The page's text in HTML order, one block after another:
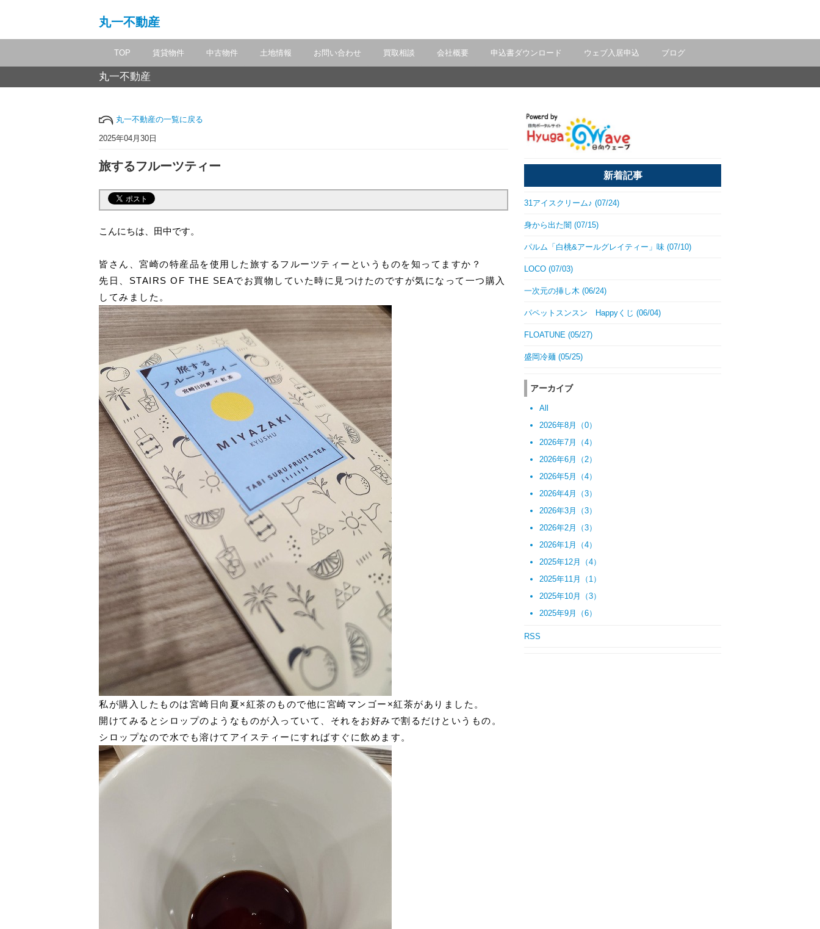
丸一不動産
TOP 賃貸物件 中古物件 土地情報 お問い合わせ 買取相談 会社概要 申込書ダウンロード ウェブ入居申込 ブログ
丸一不動産
丸一不動産の一覧に戻る
2025年04月30日
旅するフルーツティー
こんにちは、田中です。
皆さん、宮崎の特産品を使用した旅するフルーツティーというものを知ってますか？
先日、STAIRS OF THE SEAでお買物していた時に見つけたのですが気になって一つ購入
してみました。
私が購入したものは宮崎日向夏×紅茶のもので他に宮崎マンゴー×紅茶がありました。
開けてみるとシロップのようなものが入っていて、それをお好みで割るだけというもの。
シロップなので水でも溶けてアイスティーにすればすぐに飲めます。
新着記事
31アイスクリーム♪ (07/24)
身から出た闇 (07/15)
パルム「白桃&アールグレイティー」味 (07/10)
LOCO (07/03)
一次元の挿し木 (06/24)
パペットスンスン Happyくじ (06/04)
FLOATUNE (05/27)
盛岡冷麺 (05/25)
アーカイブ
All
2026年8月（0）
2026年7月（4）
2026年6月（2）
2026年5月（4）
2026年4月（3）
2026年3月（3）
2026年2月（3）
2026年1月（4）
2025年12月（4）
2025年11月（1）
2025年10月（3）
2025年9月（6）
RSS